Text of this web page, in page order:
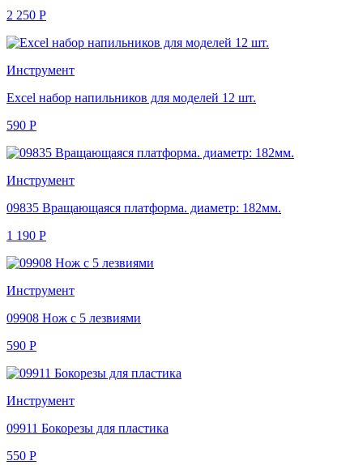
2 250 Р
Инструмент
Excel набор напильников для моделей 12 шт.
590 Р
Инструмент
09835 Вращающаяся платформа. диаметр: 182мм.
1 190 Р
Инструмент
09908 Нож с 5 лезвиями
590 Р
Инструмент
09911 Бокорезы для пластика
550 Р